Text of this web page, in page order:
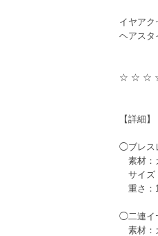
イヤアク
ヘアスタ
☆ ☆ ☆
【詳細
◯ブレス
素材：
サイズ
重さ：
◯二連イ
素材：